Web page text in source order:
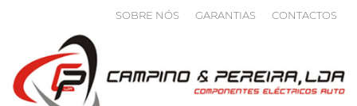
SOBRE NÓS GARANTIAS CONTACTOS